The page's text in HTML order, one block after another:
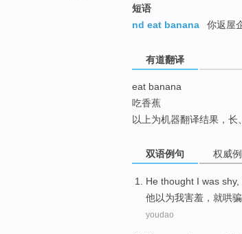
短语
nd eat banana
你返屋
有道翻译
eat banana
吃香蕉
以上为机器翻译结果，长
双语例句 权威
He thought I was shy,
他以为我害羞 ， 就哄骗
youdao